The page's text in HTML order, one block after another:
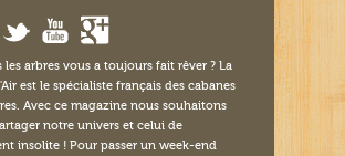
les arbres vous a toujours fait rêver ? La
est le spécialiste français des cabanes
Avec ce magazine nous souhaitons
notre univers et celui de
insolite ! Pour passer un week-end